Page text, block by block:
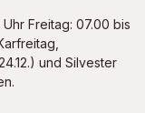
Freitag: 07.00 bis
und Silvester